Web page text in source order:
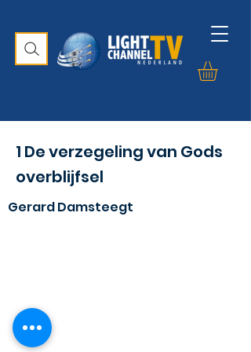
1 De verzegeling van Gods
overblijfsel
Gerard Damsteegt